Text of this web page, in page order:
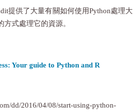
提供了大量有關如何使用Python處理大
式處理它的資源。
Your guide to Python and R
dd/2016/04/08/start-using-python-